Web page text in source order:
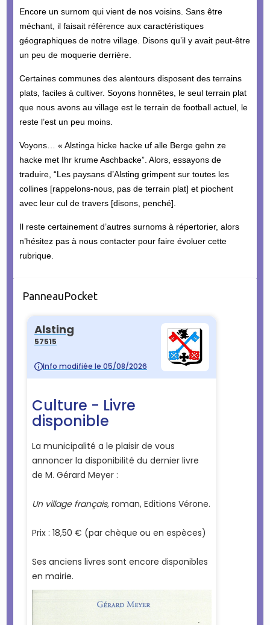
Encore un surnom qui vient de nos voisins. Sans être
méchant, il faisait référence aux caractéristiques
géographiques de notre village. Disons qu’il y avait peut-être
un peu de moquerie derrière.
Certaines communes des alentours disposent des terrains
plats, faciles à cultiver. Soyons honnêtes, le seul terrain plat
que nous avons au village est le terrain de football actuel, le
reste l’est un peu moins.
Voyons… « Alstinga hicke hacke uf alle Berge gehn ze
hacke met Ihr krume Aschbacke”. Alors, essayons de
traduire, “Les paysans d’Alsting grimpent sur toutes les
collines [rappelons-nous, pas de terrain plat] et piochent
avec leur cul de travers [disons, penché].
Il reste certainement d’autres surnoms à répertorier, alors
n’hésitez pas à nous contacter pour faire évoluer cette
rubrique.
PanneauPocket